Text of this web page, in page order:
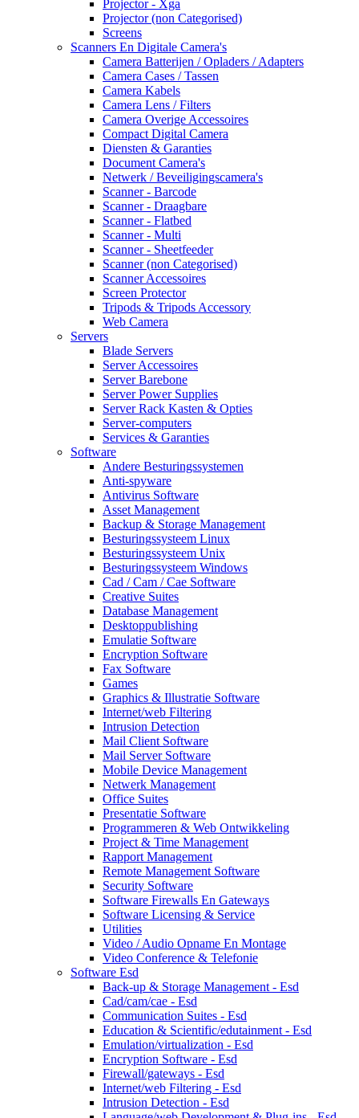
Projector - Xga
Projector (non Categorised)
Screens
Scanners En Digitale Camera's
Camera Batterijen / Opladers / Adapters
Camera Cases / Tassen
Camera Kabels
Camera Lens / Filters
Camera Overige Accessoires
Compact Digital Camera
Diensten & Garanties
Document Camera's
Netwerk / Beveiligingscamera's
Scanner - Barcode
Scanner - Draagbare
Scanner - Flatbed
Scanner - Multi
Scanner - Sheetfeeder
Scanner (non Categorised)
Scanner Accessoires
Screen Protector
Tripods & Tripods Accessory
Web Camera
Servers
Blade Servers
Server Accessoires
Server Barebone
Server Power Supplies
Server Rack Kasten & Opties
Server-computers
Services & Garanties
Software
Andere Besturingssystemen
Anti-spyware
Antivirus Software
Asset Management
Backup & Storage Management
Besturingssysteem Linux
Besturingssysteem Unix
Besturingssysteem Windows
Cad / Cam / Cae Software
Creative Suites
Database Management
Desktoppublishing
Emulatie Software
Encryption Software
Fax Software
Games
Graphics & Illustratie Software
Internet/web Filtering
Intrusion Detection
Mail Client Software
Mail Server Software
Mobile Device Management
Netwerk Management
Office Suites
Presentatie Software
Programmeren & Web Ontwikkeling
Project & Time Management
Rapport Management
Remote Management Software
Security Software
Software Firewalls En Gateways
Software Licensing & Service
Utilities
Video / Audio Opname En Montage
Video Conference & Telefonie
Software Esd
Back-up & Storage Management - Esd
Cad/cam/cae - Esd
Communication Suites - Esd
Education & Scientific/edutainment - Esd
Emulation/virtualization - Esd
Encryption Software - Esd
Firewall/gateways - Esd
Internet/web Filtering - Esd
Intrusion Detection - Esd